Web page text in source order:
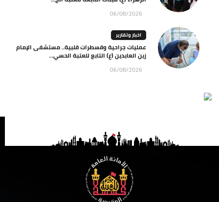
06/08/2026
اخبار وتقارير
عمليات جراحية وقسطرات قلبية.. مستشفى الإمام
زين العابدين (ع) التابع للعتبة الحسي...
06/08/2026